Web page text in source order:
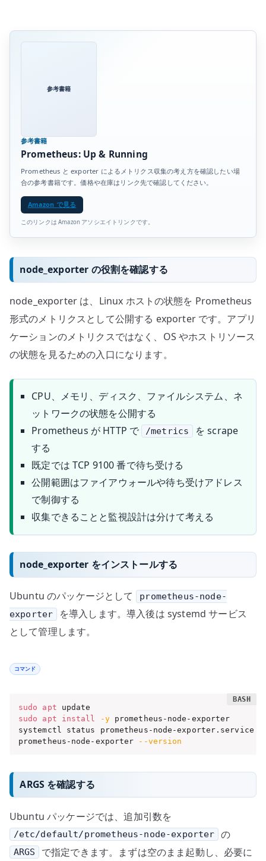
参考書籍
参考書籍
Prometheus: Up & Running
Prometheus と exporter によるメトリクス収集の考え方を確認したい場
合の参考書籍です。価格や在庫はリンク先で確認してください。
Amazon で見る
このリンクは Amazon アソシエイトリンクです。
node_exporter の役割を確認する
node_exporter は、Linux ホストの状態を Prometheus
形式のメトリクスとして公開する exporter です。アプリ
ケーションのメトリクスではなく、OS やホストリソース
の状態を見るための入口になります。
CPU、メモリ、ディスク、ファイルシステム、ネ
ットワークの状態を公開する
Prometheus が HTTP で
/metrics
を scrape
する
既定では TCP 9100 番で待ち受ける
公開範囲はファイアウォールや待ち受けアドレス
で制御する
収集できることと監視設計は分けて考える
node_exporter をインストールする
Ubuntu のパッケージとして
prometheus-node-
exporter
を導入します。導入後は systemd サービス
として管理します。
コマンド
sudo apt
sudo
apt install -y prometheus-node-exporter
systemctl status prometheus-node-exporter.service
prometheus-node-exporter
--version
ARGS を確認する
Ubuntu パッケージでは、追加引数を
/etc/default/prometheus-node-exporter の
ARGS
で指定できます。まずは空のまま起動し、必要に